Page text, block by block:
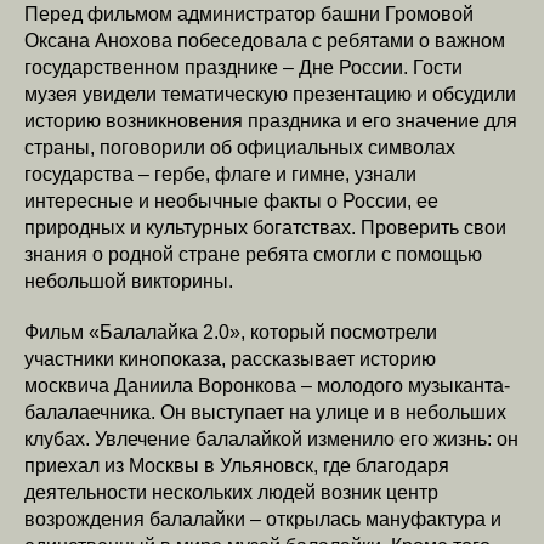
Перед фильмом администратор башни Громовой
Оксана Анохова побеседовала с ребятами о важном
государственном празднике – Дне России. Гости
музея увидели тематическую презентацию и обсудили
историю возникновения праздника и его значение для
страны, поговорили об официальных символах
государства – гербе, флаге и гимне, узнали
интересные и необычные факты о России, ее
природных и культурных богатствах. Проверить свои
знания о родной стране ребята смогли с помощью
небольшой викторины.
Фильм «Балалайка 2.0», который посмотрели
участники кинопоказа, рассказывает историю
москвича Даниила Воронкова – молодого музыканта-
балалаечника. Он выступает на улице и в небольших
клубах. Увлечение балалайкой изменило его жизнь: он
приехал из Москвы в Ульяновск, где благодаря
деятельности нескольких людей возник центр
возрождения балалайки – открылась мануфактура и